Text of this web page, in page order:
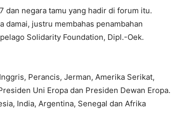
dan negara tamu yang hadir di forum itu.
damai, justru membahas penambahan
Solidarity Foundation, Dipl.-Oek.
Perancis, Jerman, Amerika Serikat,
Uni Eropa dan Presiden Dewan Eropa.
India, Argentina, Senegal dan Afrika